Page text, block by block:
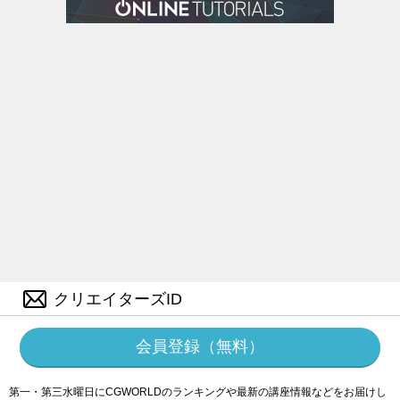
クリエイターズID
会員登録（無料）
第一・第三水曜日にCGWORLDのランキングや最新の講座情報などをお届けし